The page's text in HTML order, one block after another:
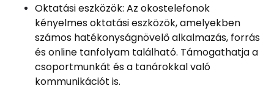
Oktatási eszközök: Az okostelefonok
kényelmes oktatási eszközök, amelyekben
számos hatékonyságnövelő alkalmazás, forrás
és online tanfolyam található. Támogathatja a
csoportmunkát és a tanárokkal való
kommunikációt is.